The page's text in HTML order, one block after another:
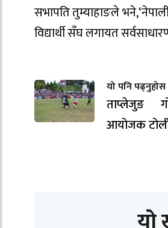
सभापति तुम्याहाङले
विद्यार्थी सँघ लगायत
यो पनि पढ्नुहोस
ताप्लेजुङ
आयोजक